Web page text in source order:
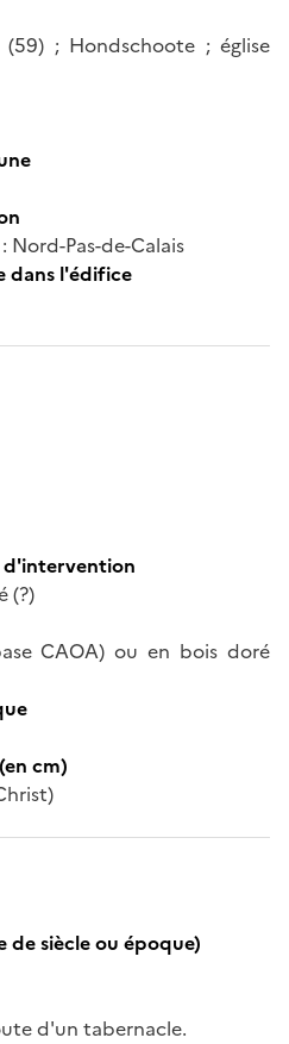
(59) ; Hondschoote ; église
Pas-de-Calais
dans l'édifice
d'intervention
(?)
CAOA) ou en bois doré
cm)
siècle ou époque)
d'un tabernacle.